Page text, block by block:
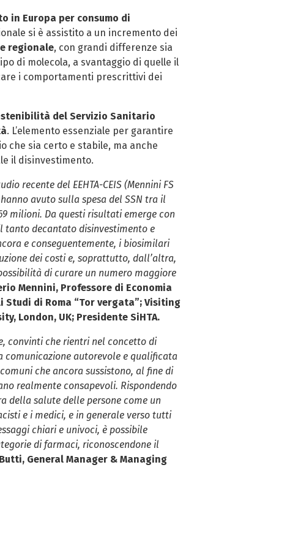
in Europa per consumo di
si è assistito a un incremento dei
regionale, con grandi differenze sia
di molecola, a svantaggio di quelle il
i comportamenti prescrittivi dei
del Servizio Sanitario
. L’elemento essenziale per garantire
che sia certo e stabile, ma anche
il disinvestimento.
recente del EEHTA-CEIS (Mennini FS
avuto sulla spesa del SSN tra il
milioni. Da questi risultati emerge con
tanto decantato disinvestimento e
e conseguentemente, i biosimilari
dei costi e, soprattutto, dall’altra,
di curare un numero maggiore
Mennini, Professore di Economia
Studi di Roma “Tor vergata”; Visiting
London, UK; Presidente SiHTA.
convinti che rientri nel concetto di
comunicazione autorevole e qualificata
che ancora sussistono, al fine di
realmente consapevoli. Rispondendo
della salute delle persone come un
e i medici, e in generale verso tutti
chiari e univoci, è possibile
di farmaci, riconoscendone il
General Manager & Managing